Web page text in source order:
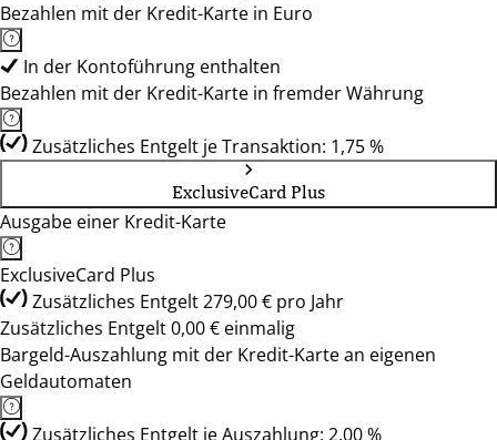
Bezahlen mit der Kredit-Karte in Euro
In der Kontoführung enthalten
Bezahlen mit der Kredit-Karte in fremder Währung
Zusätzliches Entgelt je Transaktion: 1,75 %
ExclusiveCard Plus
Ausgabe einer Kredit-Karte
ExclusiveCard Plus
Zusätzliches Entgelt 279,00 € pro Jahr
Zusätzliches Entgelt 0,00 € einmalig
Bargeld-Auszahlung mit der Kredit-Karte an eigenen
Geldautomaten
Zusätzliches Entgelt je Auszahlung: 2,00 %